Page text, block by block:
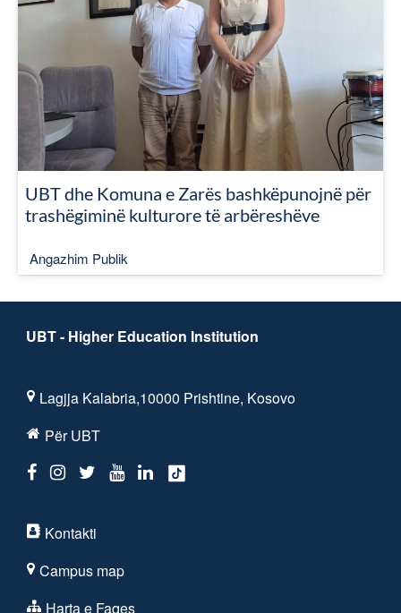
UBT dhe Komuna e Zarës bashkëpunojnë për
trashëgiminë kulturore të arbëreshëve
Angazhim Publik
UBT - Higher Education Institution
Lagjja Kalabria,10000 Prishtine, Kosovo
Për UBT
Kontakti
Campus map
Harta e Faqes